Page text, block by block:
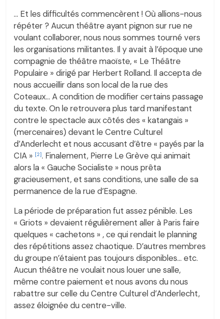
… Et les difficultés commencèrent ! Où allions-nous
répéter ? Aucun théâtre ayant pignon sur rue ne
voulant collaborer, nous nous sommes tourné vers
les organisations militantes. Il y avait à l’époque une
compagnie de théâtre maoïste, « Le Théâtre
Populaire » dirigé par Herbert Rolland. Il accepta de
nous accueillir dans son local de la rue des
Coteaux… A condition de modifier certains passage
du texte. On le retrouvera plus tard manifestant
contre le spectacle aux côtés des « katangais »
(mercenaires) devant le Centre Culturel
d’Anderlecht et nous accusant d’être « payés par la
CIA » [2]. Finalement, Pierre Le Grève qui animait
alors la « Gauche Socialiste » nous prêta
gracieusement, et sans conditions, une salle de sa
permanence de la rue d’Espagne.
La période de préparation fut assez pénible. Les
« Griots » devaient régulièrement aller à Paris faire
quelques « cachetons » , ce qui rendait le planning
des répétitions assez chaotique. D’autres membres
du groupe n’étaient pas toujours disponibles… etc.
Aucun théâtre ne voulait nous louer une salle,
même contre paiement et nous avons du nous
rabattre sur celle du Centre Culturel d’Anderlecht,
assez éloignée du centre-ville.